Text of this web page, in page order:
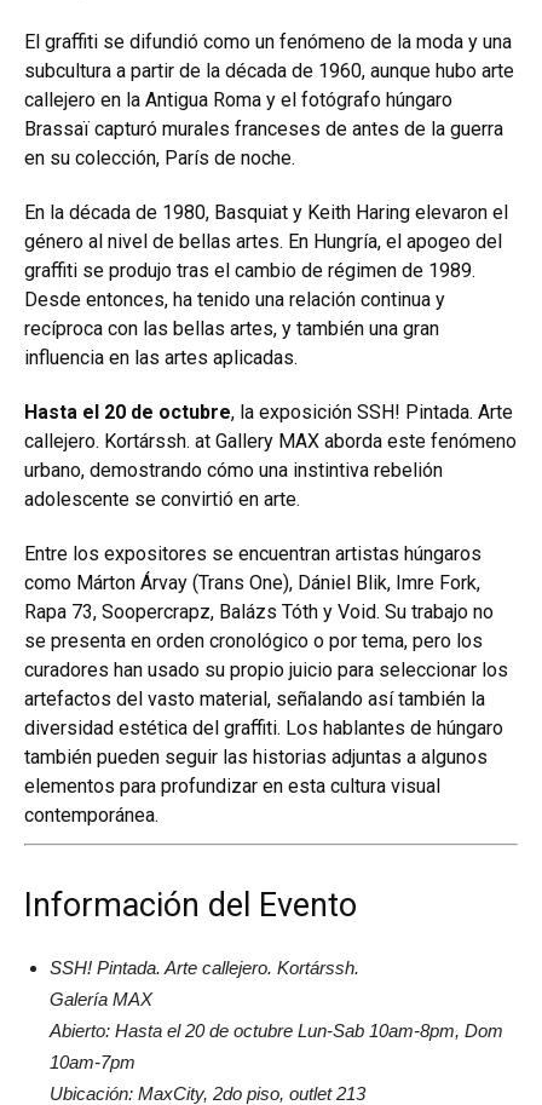
El graffiti se difundió como un fenómeno de la moda y una
subcultura a partir de la década de 1960, aunque hubo arte
callejero en la Antigua Roma y el fotógrafo húngaro
Brassaï capturó murales franceses de antes de la guerra
en su colección, París de noche.
En la década de 1980, Basquiat y Keith Haring elevaron el
género al nivel de bellas artes. En Hungría, el apogeo del
graffiti se produjo tras el cambio de régimen de 1989.
Desde entonces, ha tenido una relación continua y
recíproca con las bellas artes, y también una gran
influencia en las artes aplicadas.
Hasta el 20 de octubre, la exposición SSH! Pintada. Arte
callejero. Kortárssh. at Gallery MAX aborda este fenómeno
urbano, demostrando cómo una instintiva rebelión
adolescente se convirtió en arte.
Entre los expositores se encuentran artistas húngaros
como Márton Árvay (Trans One), Dániel Blik, Imre Fork,
Rapa 73, Soopercrapz, Balázs Tóth y Void. Su trabajo no
se presenta en orden cronológico o por tema, pero los
curadores han usado su propio juicio para seleccionar los
artefactos del vasto material, señalando así también la
diversidad estética del graffiti. Los hablantes de húngaro
también pueden seguir las historias adjuntas a algunos
elementos para profundizar en esta cultura visual
contemporánea.
Información del Evento
SSH! Pintada. Arte callejero. Kortárssh.
Galería MAX
Abierto: Hasta el 20 de octubre Lun-Sab 10am-8pm, Dom
10am-7pm
Ubicación: MaxCity, 2do piso, outlet 213